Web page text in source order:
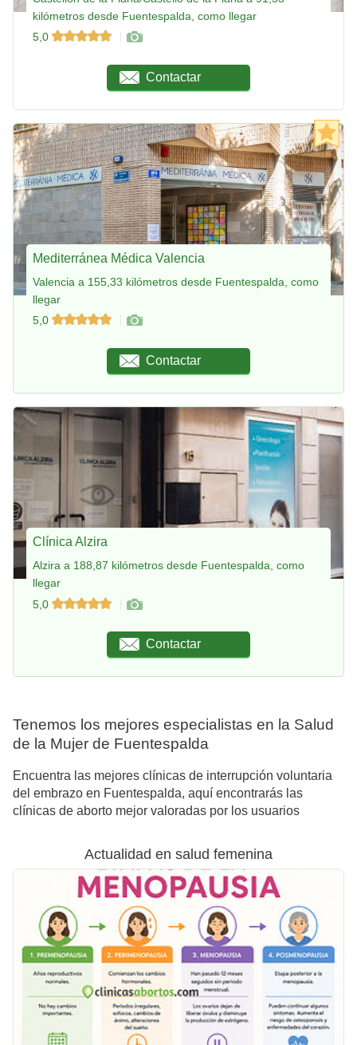
kilómetros desde Fuentespalda, como llegar
5,0
Contactar
Mediterránea Médica Valencia
Valencia a 155,33 kilómetros desde Fuentespalda, como
llegar
5,0
Contactar
Clínica Alzira
Alzira a 188,87 kilómetros desde Fuentespalda, como
llegar
5,0
Contactar
Tenemos los mejores especialistas en la Salud
de la Mujer de Fuentespalda
Encuentra las mejores clínicas de interrupción voluntaria
del embrazo en Fuentespalda, aquí encontrarás las
clínicas de aborto mejor valoradas por los usuarios
Actualidad en salud femenina